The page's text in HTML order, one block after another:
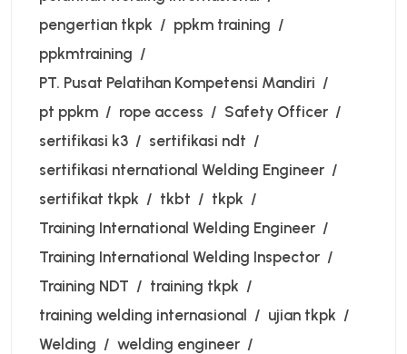
pengertian tkpk
ppkm training
ppkmtraining
PT. Pusat Pelatihan Kompetensi Mandiri
pt ppkm
rope access
Safety Officer
sertifikasi k3
sertifikasi ndt
sertifikasi nternational Welding Engineer
sertifikat tkpk
tkbt
tkpk
Training International Welding Engineer
Training International Welding Inspector
Training NDT
training tkpk
training welding internasional
ujian tkpk
Welding
welding engineer